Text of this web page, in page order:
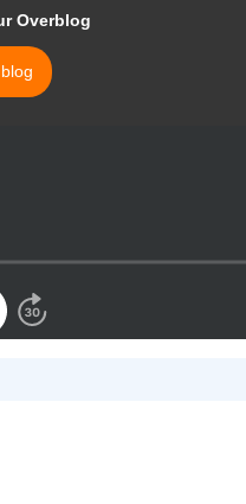
Overblog